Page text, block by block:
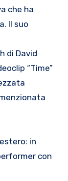
che ha
Il suo
di David
“Time”
in
con